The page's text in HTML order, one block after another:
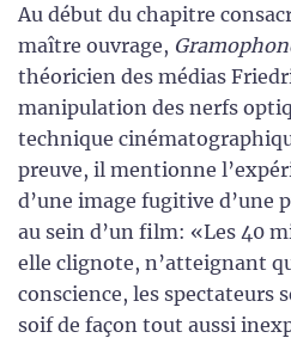
Au début du chapitre
maître ouvrage,
théoricien des médias
manipulation des nerfs
technique
preuve, il mentionne
d’une image fugitive d’une
au sein d’un film: «Les 40
elle clignote, n’atteignant
conscience, les spectateurs
soif de façon tout aussi